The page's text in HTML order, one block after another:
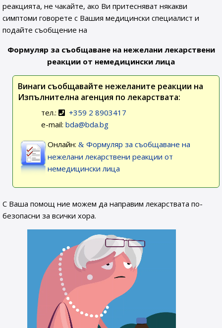
реакцията, не чакайте, ако Ви притесняват някакви
симптоми говорете с Вашия медицински специалист и
подайте съобщение на
Формуляр за съобщаване на нежелани лекарствени
реакции от немедицински лица
Винаги съобщавайте нежеланите реакции на
Изпълнителна агенция по лекарствата:
тел.:
+359 2 8903417
e-mail: bda@bda.bg
Онлайн:
Формуляр за съобщаване на
нежелани лекарствени реакции от
немедицински лица
С Ваша помощ ние можем да направим лекарствата по-
безопасни за всички хора.